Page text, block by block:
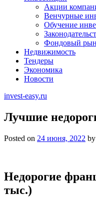
Акции
Венчурные
Обучение
Фондовый
Недвижимость
Тендеры
Экономика
Новости
invest-easy.ru
Лучшие
Posted on 24 июня, 2022 by
Недорогие
тыс.)